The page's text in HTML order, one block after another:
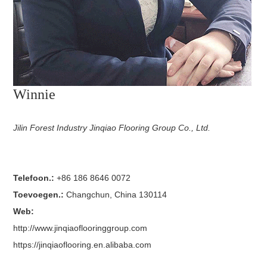
Winnie
Jilin Forest Industry Jinqiao Flooring Group Co., Ltd.
Telefoon.:+86 186 8646 0072
Toevoegen.: Changchun, China 130114
Web:
http://www.jinqiaoflooringgroup.com
https://jinqiaoflooring.en.alibaba.com